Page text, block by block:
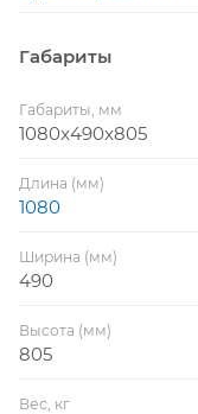
Габариты
Габариты, мм
1080x490x805
Длина (мм)
1080
Ширина (мм)
490
Высота (мм)
805
Вес, кг